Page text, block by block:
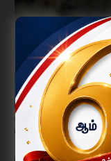
ஒகேனக்கல்லுக்கு
பரிசல் இயக்கத்திற்கு
August 06, 2026